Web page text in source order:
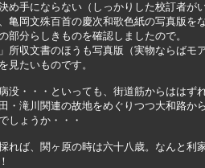
め手にならない（しっかりした校訂者が
亀岡文殊百首の慶次和歌色紙の写真版を
部分らしきものを確認しましたので。
所収文書のほうも写真版（実物ならばモ
見たいものです。
没・・・といっても、街道筋からははず
・滝川関連の故地をめぐりつつ大和路か
しょうか・・・
れば、関ヶ原の時は六十八歳。なんと利